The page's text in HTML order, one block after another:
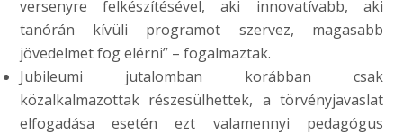
versenyre felkészítésével, aki innovatívabb, aki
tanórán kívüli programot szervez, magasabb
jövedelmet fog elérni” – fogalmaztak.
Jubileumi jutalomban korábban csak
közalkalmazottak részesülhettek, a törvényjavaslat
elfogadása esetén ezt valamennyi pedagógus